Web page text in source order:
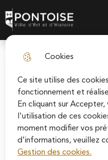
Cookies
Ce site utilise des
fonctionnement et
En cliquant sur
l'utilisation de ces
moment modifier vos
d'informations, veuillez
Gestion des cookies.
to
menu
Skip to
search
Pontoise | Ville d'art et
Concert :